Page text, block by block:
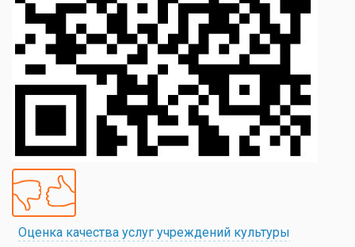
Оценка качества услуг учреждений культуры